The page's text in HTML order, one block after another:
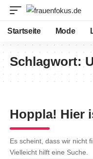
Startseite Mode
Schlagwort:
Hoppla! Hier
Es scheint, dass wir nicht
Vielleicht hilft eine Suche.